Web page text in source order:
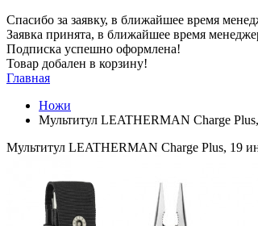
Спасибо за заявку, в ближайшее время
Заявка принята, в ближайшее время
Подписка успешно оформлена!
Товар добален в корзину!
Главная
Ножи
Мультитул LEATHERMAN Charge
Мультитул LEATHERMAN Charge Plus, 19